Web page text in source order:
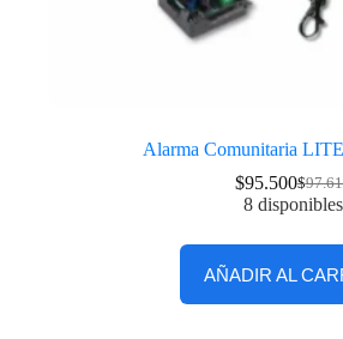
Alarma Comunitaria
$
$95.500
8 disponibles
AÑADIR AL